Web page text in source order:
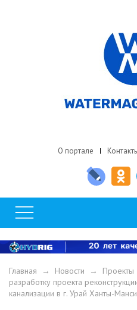
О портале
Главная → Новости → Проекты
разработку проекта
канализации в г. Урай Ханты-